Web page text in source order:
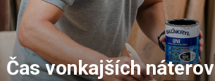
Čas vonkajších náterov